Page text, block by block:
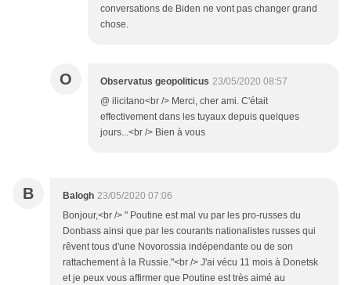
conversations de Biden ne vont pas changer grand
chose.
O Observatus geopoliticus 23/05/2020 08:57
@ ilicitano<br /> Merci, cher ami. C'était
effectivement dans les tuyaux depuis quelques
jours...<br /> Bien à vous
B Balogh 23/05/2020 07:06
Bonjour,<br /> " Poutine est mal vu par les pro-russes du
Donbass ainsi que par les courants nationalistes russes qui
rêvent tous d'une Novorossia indépendante ou de son
rattachement à la Russie."<br /> J'ai vécu 11 mois à Donetsk
et je peux vous affirmer que Poutine est très aimé au